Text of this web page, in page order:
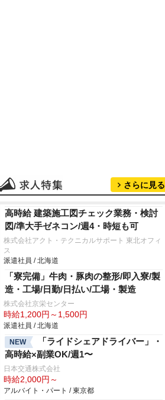
さらに見る
高時給 建築施工図チェック業務・検討
図/準大手ゼネコン/週4・時短も可
株式会社アクト・テクニカルサポート 東北オフィ
ス
派遣社員 / 北海道
「寮完備」牛肉・豚肉の整形/即入寮/製
造・工場/日勤/日払い/工場・製造
株式会社京栄センター
時給1,200円～1,500円
派遣社員 / 北海道
NEW
「ライドシェアドライバー」・
高時給×副業OK/週1〜
日本交通株式会社
時給2,000円～
アルバイト・パート / 東京都